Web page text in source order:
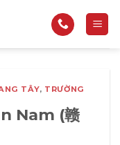
TÂY, TRƯỜNG
Nam (赣